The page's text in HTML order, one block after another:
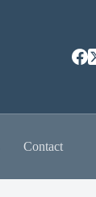
Contact